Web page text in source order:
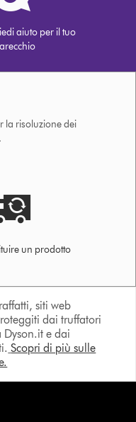
aiuto per il tuo
la risoluzione dei
un prodotto
siti web
dai truffatori
Dyson.it e dai
Scopri di più sulle